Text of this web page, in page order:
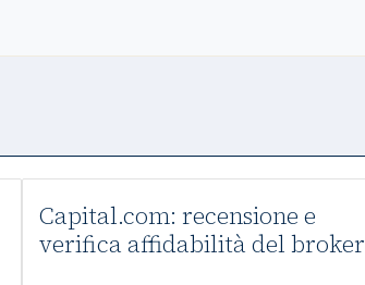
Capital.com: recensione e
verifica affidabilità del broker